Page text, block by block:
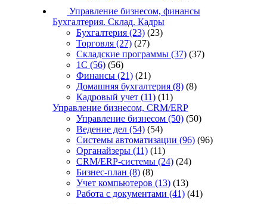
Управление бизнесом, финансы
Бухгалтерия. Склад. Кадры
Бухгалтерия (23) (23)
Торговля (27) (27)
Складские программы (37) (37)
1С (56) (56)
Финансы (21) (21)
Домашняя бухгалтерия (8) (8)
Кадровый учет (11) (11)
Управление бизнесом, CRM/ERP
Управление бизнесом (50) (50)
Ведение дел (54) (54)
Системы автоматизации (96) (96)
Органайзеры (11) (11)
CRM/ERP-системы (24) (24)
Бизнес-план (8) (8)
Учет компьютеров (13) (13)
Работа с документами (41) (41)